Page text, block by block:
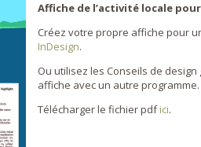
Affiche de l’activité locale pour
Créez votre propre affiche pour
InDesign.
Ou utilisez les Conseils de
affiche avec un autre programme.
Télécharger le fichier pdfici.